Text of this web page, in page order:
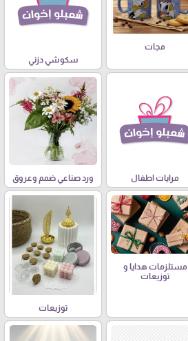
مجات
سكوشي دزني
مرايات اطفال ورد صناعي ضمم وعروق
مستلزمات هدايا و
توزيعات
توزيعات